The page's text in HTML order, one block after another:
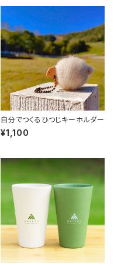
自分でつくるひつじキーホルダー
¥1,100